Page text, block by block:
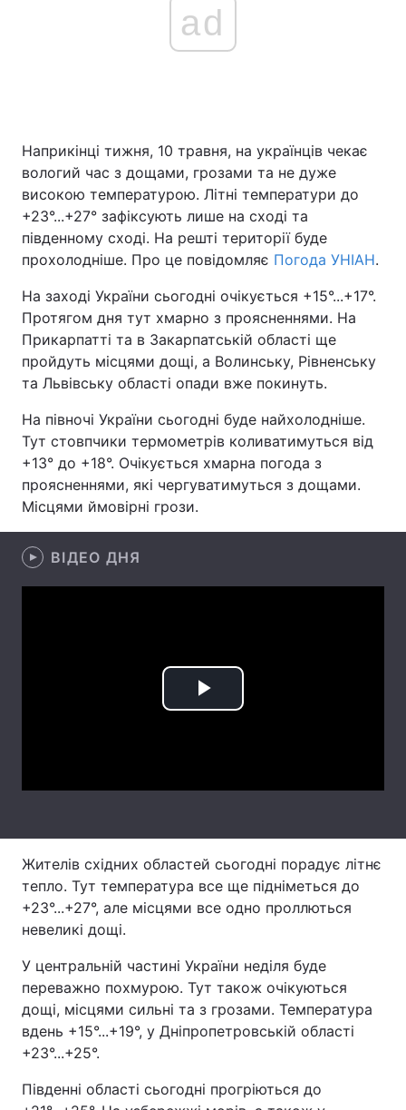
Головна Війна
Україна Політика
Економіка Світ
Спорт Наука
Техно і зв'язок Лайт
Зброя Інциденти
Здоров'я Туризм
Цікавинки Погода
Екологія Регіони
Лонгріди
Відео з Youtube Статті
Вакансії
Тема оформлення
ad
Наприкінці тижня, 10 травня, на українців чекає
вологий час з дощами, грозами та не дуже
високою температурою. Літні температури до
+23°...+27° зафіксують лише на сході та
південному сході. На решті території буде
прохолодніше. Про це повідомляє Погода УНІАН.
На заході України сьогодні очікується +15°...+17°.
Протягом дня тут хмарно з проясненнями. На
Прикарпатті та в Закарпатській області ще
пройдуть місцями дощі, а Волинську, Рівненську
та Львівську області опади вже покинуть.
На півночі України сьогодні буде найхолодніше.
Тут стовпчики термометрів коливатимуться від
+13° до +18°. Очікується хмарна погода з
проясненнями, які чергуватимуться з дощами.
Місцями ймовірні грози.
ВІДЕО ДНЯ
Play
Жителів східних областей сьогодні порадує літнє
тепло. Тут температура все ще підніметься до
+23°...+27°, але місцями все одно проллються
невеликі дощі.
У центральній частині України неділя буде
переважно похмурою. Тут також очікуються
дощі, місцями сильні та з грозами. Температура
вдень +15°...+19°, у Дніпропетровській області
+23°...+25°.
Південні області сьогодні прогріються до